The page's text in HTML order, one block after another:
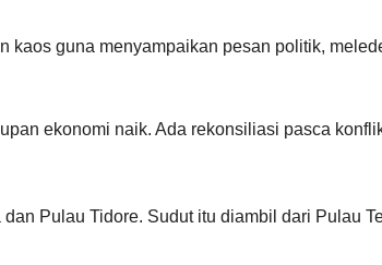
kaos guna menyampaikan pesan politik,
ekonomi naik. Ada rekonsiliasi pasca
Pulau Tidore. Sudut itu diambil dari Pulau